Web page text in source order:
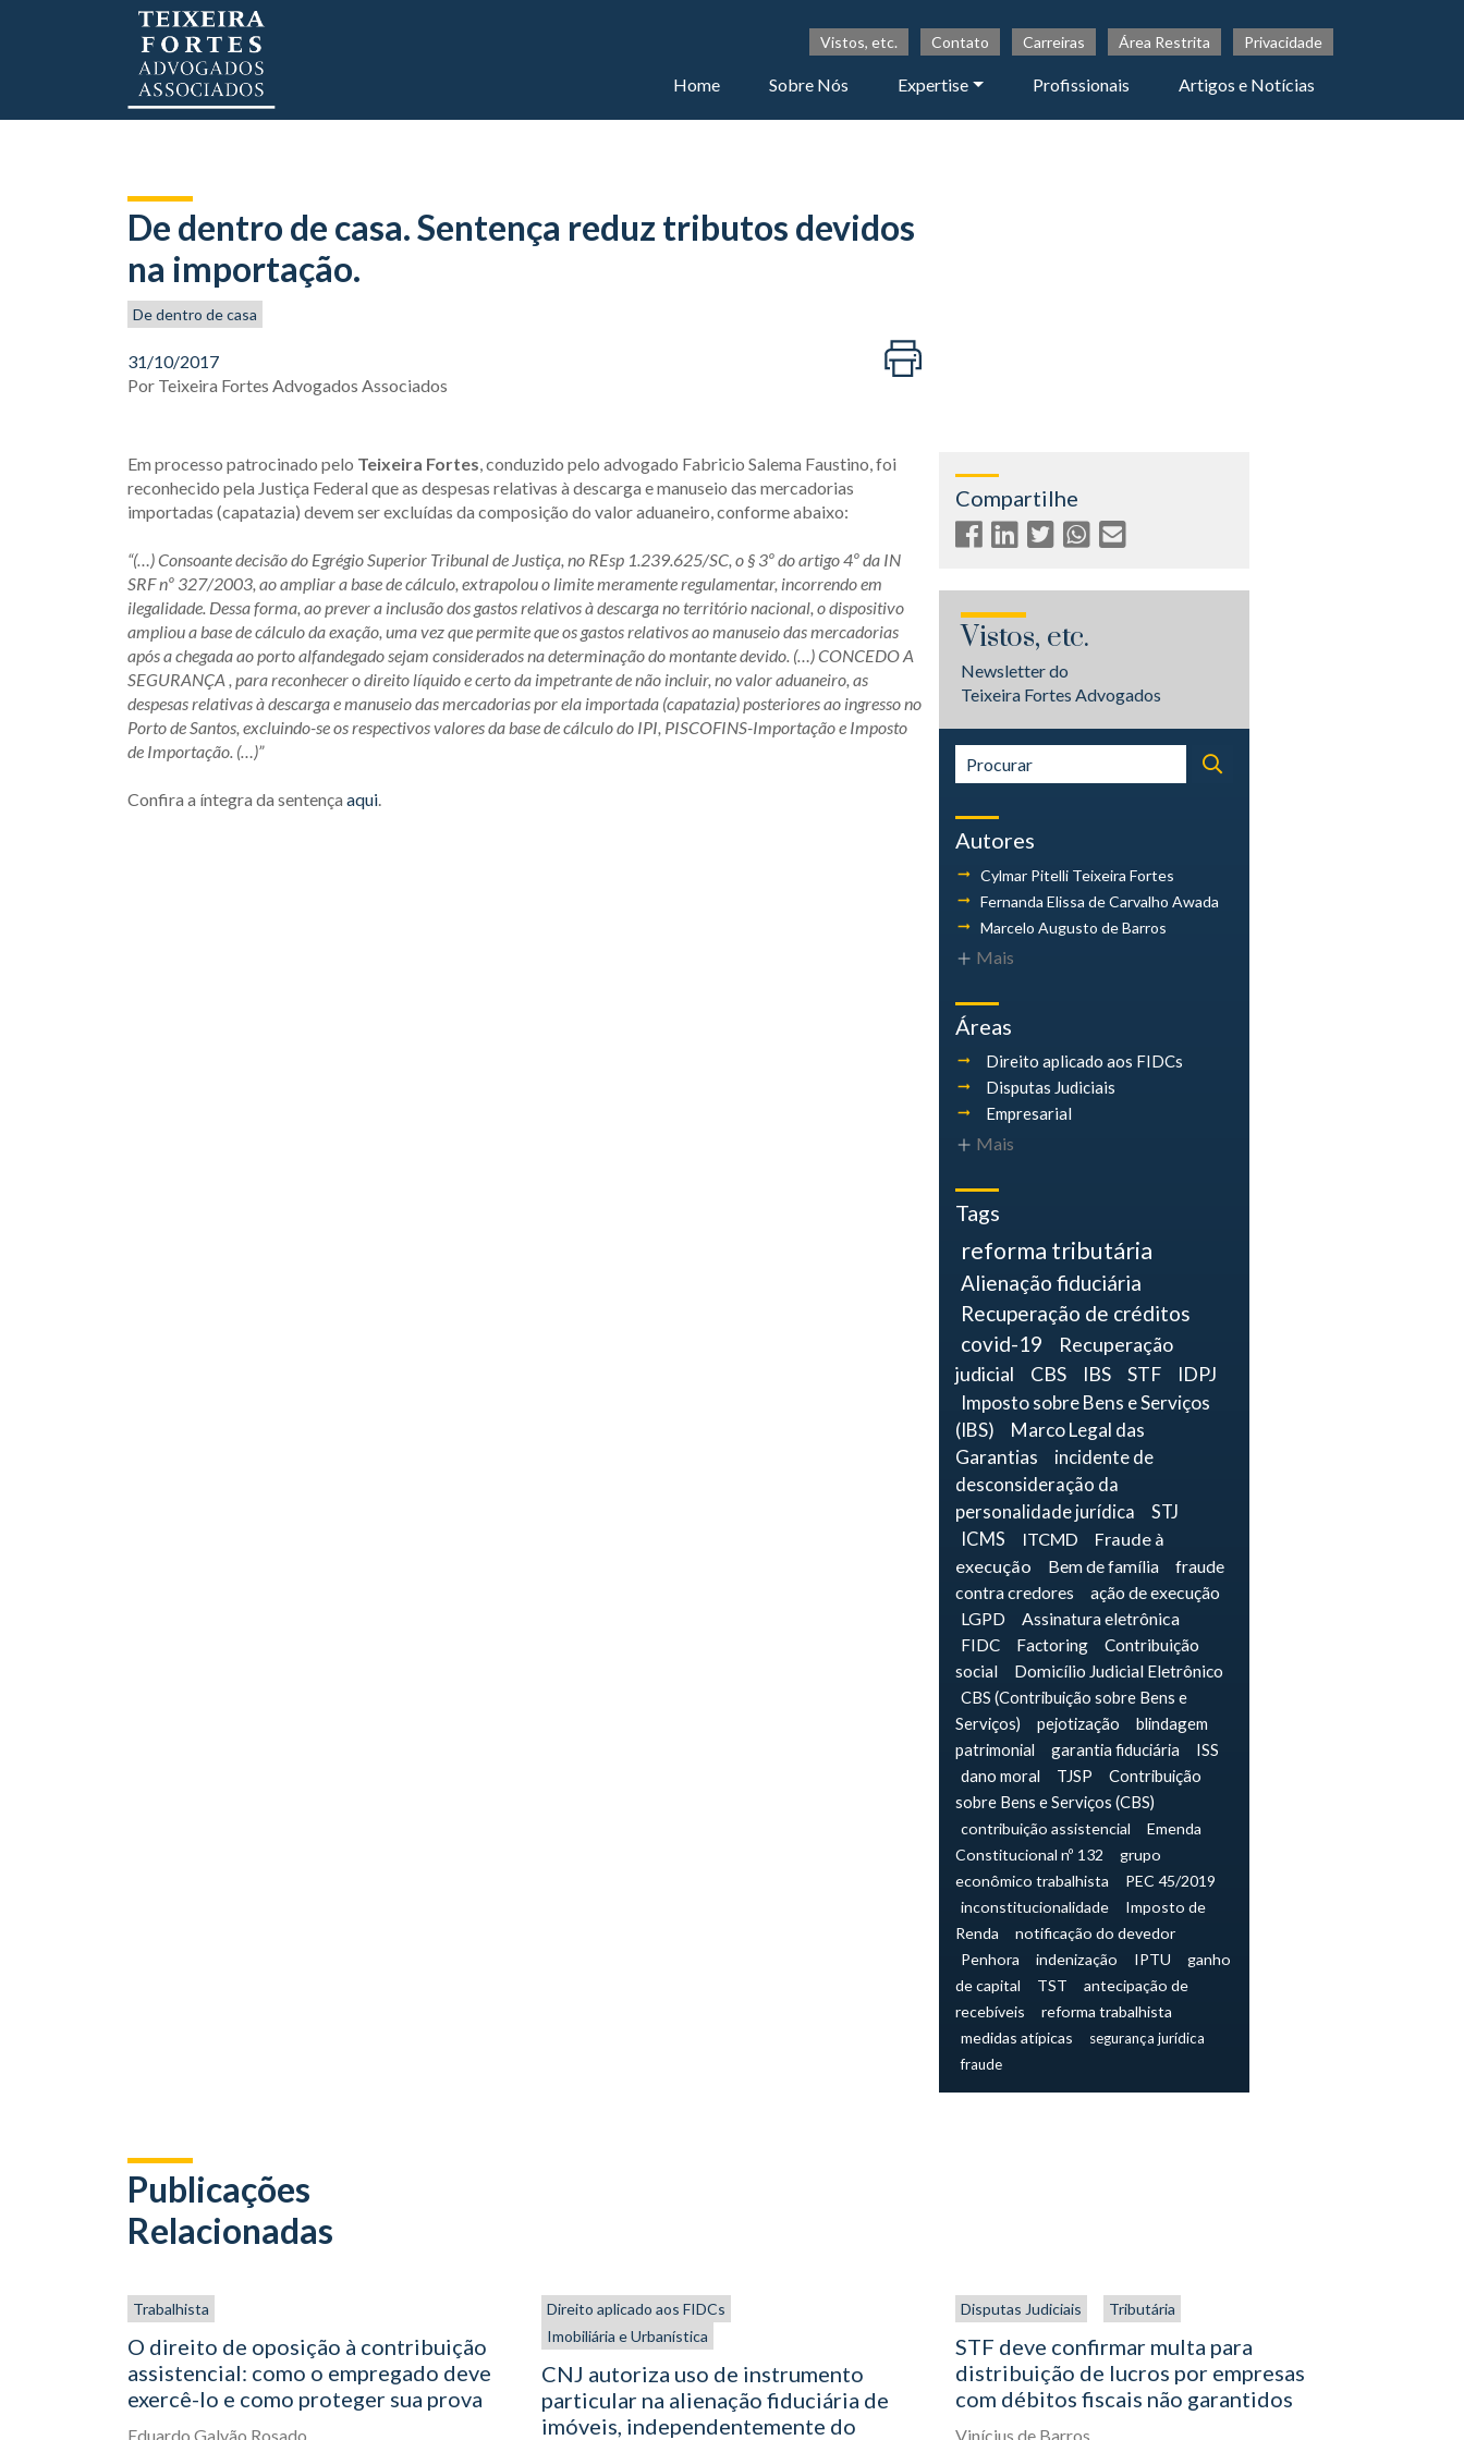
Vistos, etc. Contato Carreiras Área Restrita Privacidade
Home Sobre Nós Expertise Profissionais Artigos e Notícias
De dentro de casa. Sentença reduz tributos devidos
na importação.
De dentro de casa
31/10/2017
Por Teixeira Fortes Advogados Associados
Em processo patrocinado pelo Teixeira Fortes, conduzido pelo advogado Fabricio Salema Faustino, foi
reconhecido pela Justiça Federal que as despesas relativas à descarga e manuseio das mercadorias
importadas (capatazia) devem ser excluídas da composição do valor aduaneiro, conforme abaixo:
“(…) Consoante decisão do Egrégio Superior Tribunal de Justiça, no REsp 1.239.625/SC, o § 3º do artigo 4º da IN
SRF nº 327/2003, ao ampliar a base de cálculo, extrapolou o limite meramente regulamentar, incorrendo em
ilegalidade. Dessa forma, ao prever a inclusão dos gastos relativos à descarga no território nacional, o dispositivo
ampliou a base de cálculo da exação, uma vez que permite que os gastos relativos ao manuseio das mercadorias
após a chegada ao porto alfandegado sejam considerados na determinação do montante devido. (…) CONCEDO A
SEGURANÇA , para reconhecer o direito líquido e certo da impetrante de não incluir, no valor aduaneiro, as
despesas relativas à descarga e manuseio das mercadorias por ela importada (capatazia) posteriores ao ingresso no
Porto de Santos, excluindo-se os respectivos valores da base de cálculo do IPI, PISCOFINS-Importação e Imposto
de Importação. (…)”
Confira a íntegra da sentença aqui.
Compartilhe
Vistos, etc.
Newsletter do
Teixeira Fortes Advogados
Autores
Cylmar Pitelli Teixeira Fortes
Fernanda Elissa de Carvalho Awada
Marcelo Augusto de Barros
Mais
Áreas
Direito aplicado aos FIDCs
Disputas Judiciais
Empresarial
Mais
Tags
reforma tributária
Alienação fiduciária
Recuperação de créditos
covid-19
Recuperação
judicial
CBS IBS STF
IDPJ
Imposto sobre Bens e Serviços
(IBS)
Marco Legal das
Garantias
incidente de
desconsideração da
personalidade jurídica
STJ
ICMS
ITCMD
Fraude à
execução
Bem de família
fraude
contra credores
ação de execução
LGPD
Assinatura eletrônica
FIDC Factoring
Contribuição
social
Domicílio Judicial Eletrônico
CBS (Contribuição sobre Bens e
Serviços)
pejotização
blindagem
patrimonial
garantia fiduciária
ISS
dano moral
TJSP
Contribuição
sobre Bens e Serviços (CBS)
contribuição assistencial
Emenda
Constitucional nº 132
grupo
econômico trabalhista
PEC 45/2019
inconstitucionalidade
Imposto de
Renda
notificação do devedor
Penhora
indenização IPTU
ganho
de capital
TST
antecipação de
recebíveis
reforma trabalhista
medidas atípicas
segurança jurídica
fraude
Publicações
Relacionadas
Trabalhista
O direito de oposição à contribuição
assistencial: como o empregado deve
exercê-lo e como proteger sua prova
Eduardo Galvão Rosado
Direito aplicado aos FIDCs
Imobiliária e Urbanística
CNJ autoriza uso de instrumento
particular na alienação fiduciária de
imóveis, independentemente do
Disputas Judiciais Tributária
STF deve confirmar multa para
distribuição de lucros por empresas
com débitos fiscais não garantidos
Vinícius de Barros